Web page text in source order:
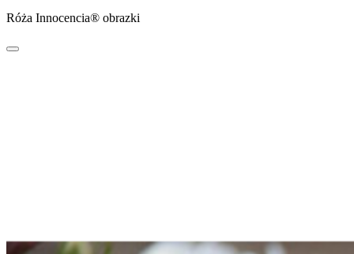
Róża Innocencia® obrazki